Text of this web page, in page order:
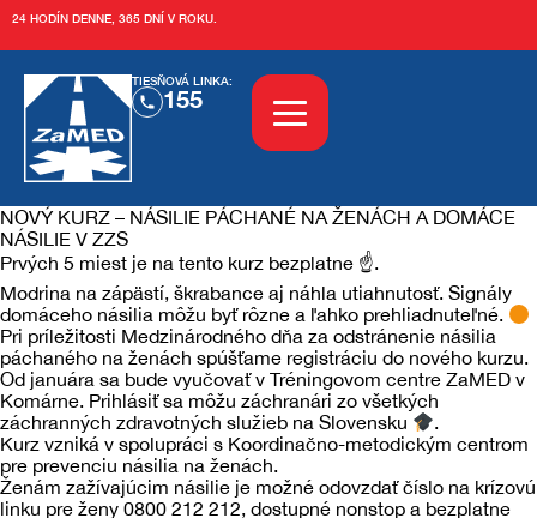
24 HODÍN DENNE, 365 DNÍ V ROKU.
TIESŇOVÁ LINKA:
155
Aktuality
O nás
O ZaMEDe
História
Vzdelávanie
Tréningové centrum
Služby
Sledujte nás aj tu:
NOVÝ KURZ – NÁSILIE PÁCHANÉ NA ŽENÁCH A DOMÁCE
NÁSILIE V ZZS
Prvých 5 miest je na tento kurz bezplatne ☝.
Modrina na zápästí, škrabance aj náhla utiahnutosť. Signály
domáceho násilia môžu byť rôzne a ľahko prehliadnuteľné.
Pri príležitosti Medzinárodného dňa za odstránenie násilia
páchaného na ženách spúšťame registráciu do nového kurzu.
Od januára sa bude vyučovať v Tréningovom centre ZaMED v
Komárne. Prihlásiť sa môžu záchranári zo všetkých
záchranných zdravotných služieb na Slovensku
.
Kurz vzniká v spolupráci s Koordinačno-metodickým centrom
pre prevenciu násilia na ženách.
Ženám zažívajúcim násilie je možné odovzdať číslo na krízovú
linku pre ženy 0800 212 212, dostupné nonstop a bezplatne